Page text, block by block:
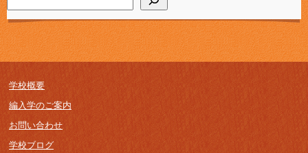
学校概要
編入学のご案内
お問い合わせ
学校ブログ